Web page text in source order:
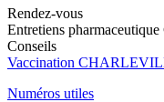
Rendez-vous
Entretiens
Conseils
Vaccination
Numéros utiles